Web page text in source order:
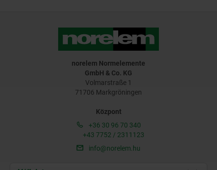
norelem Normelemente
GmbH & Co. KG
Volmarstraße 1
71706 Markgröningen
Központ
+36 30 96 70 340
+43 7752 / 2311123
info@norelem.hu